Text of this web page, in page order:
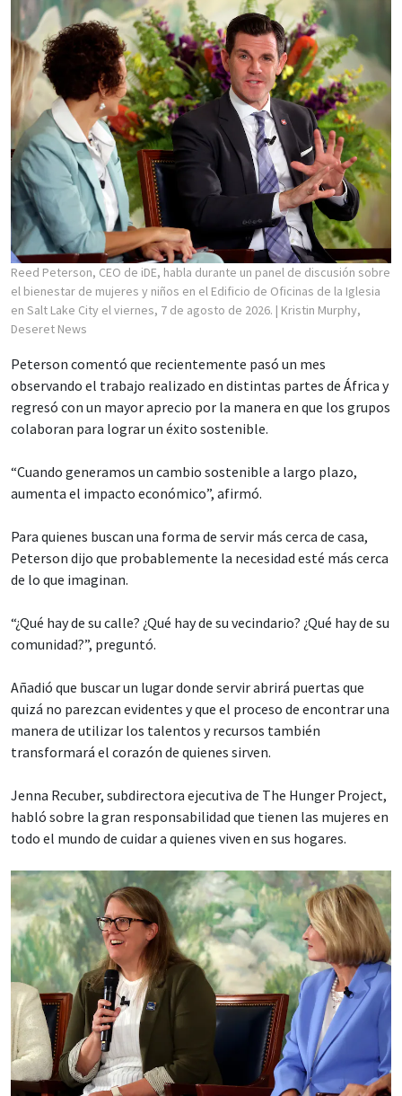
Reed Peterson, CEO de iDE, habla durante un panel de discusión sobre
el bienestar de mujeres y niños en el Edificio de Oficinas de la Iglesia
en Salt Lake City el viernes, 7 de agosto de 2026. | Kristin Murphy,
Deseret News
Peterson comentó que recientemente pasó un mes
observando el trabajo realizado en distintas partes de África y
regresó con un mayor aprecio por la manera en que los grupos
colaboran para lograr un éxito sostenible.
“Cuando generamos un cambio sostenible a largo plazo,
aumenta el impacto económico”, afirmó.
Para quienes buscan una forma de servir más cerca de casa,
Peterson dijo que probablemente la necesidad esté más cerca
de lo que imaginan.
“¿Qué hay de su calle? ¿Qué hay de su vecindario? ¿Qué hay de su
comunidad?”, preguntó.
Añadió que buscar un lugar donde servir abrirá puertas que
quizá no parezcan evidentes y que el proceso de encontrar una
manera de utilizar los talentos y recursos también
transformará el corazón de quienes sirven.
Jenna Recuber, subdirectora ejecutiva de The Hunger Project,
habló sobre la gran responsabilidad que tienen las mujeres en
todo el mundo de cuidar a quienes viven en sus hogares.